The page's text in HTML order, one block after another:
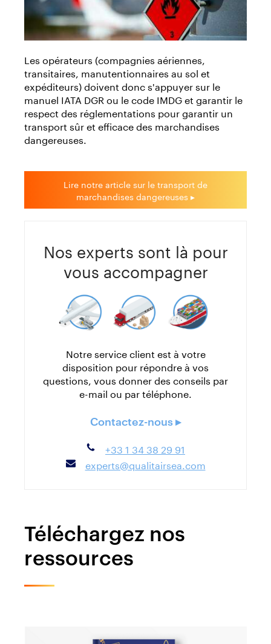
Les opérateurs (compagnies aériennes,
transitaires, manutentionnaires au sol et
expéditeurs) doivent donc s'appuyer sur le
manuel IATA DGR ou le code IMDG et garantir le
respect des réglementations pour garantir un
transport sûr et efficace des marchandises
dangereuses.
Lire notre article sur le transport de
marchandises dangereuses ▸
Nos experts sont là pour
vous accompagner
Notre service client est à votre
disposition pour répondre à vos
questions, vous donner des conseils par
e-mail ou par téléphone.
Contactez-nous ▸
+33 1 34 38 29 91
experts@qualitairsea.com
Téléchargez nos
ressources